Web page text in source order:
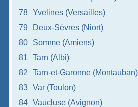
78
Yvelines (Versailles)
79
Deux-Sèvres (Niort)
80
Somme (Amiens)
81
Tarn (Albi)
82
Tarn-et-Garonne (Montauban)
83
Var (Toulon)
84
Vaucluse (Avignon)